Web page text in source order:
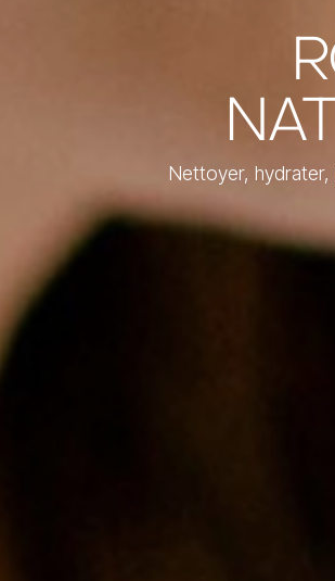
Nettoyer, hydrater,